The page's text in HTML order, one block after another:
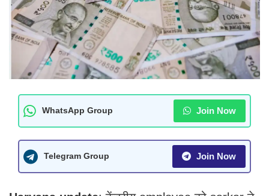
WhatsApp Group Join Now
Telegram Group Join Now